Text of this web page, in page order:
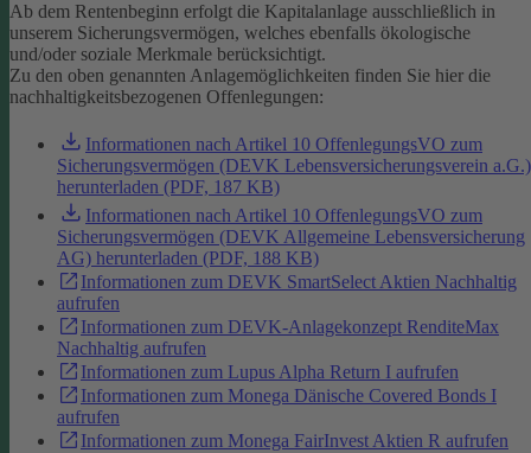
Ab dem Rentenbeginn erfolgt die Kapitalanlage ausschließlich in
unserem Sicherungsvermögen, welches ebenfalls ökologische
und/oder soziale Merkmale berücksichtigt.
Zu den oben genannten Anlagemöglichkeiten finden Sie hier die
nachhaltigkeitsbezogenen Offenlegungen:
Informationen nach Artikel 10 OffenlegungsVO zum
Sicherungsvermögen (DEVK Lebensversicherungsverein a.G.)
herunterladen (PDF, 187 KB)
Informationen nach Artikel 10 OffenlegungsVO zum
Sicherungsvermögen (DEVK Allgemeine Lebensversicherung
AG) herunterladen (PDF, 188 KB)
Informationen zum DEVK SmartSelect Aktien Nachhaltig
aufrufen
Informationen zum DEVK-Anlagekonzept RenditeMax
Nachhaltig aufrufen
Informationen zum Lupus Alpha Return I aufrufen
Informationen zum Monega Dänische Covered Bonds I
aufrufen
Informationen zum Monega FairInvest Aktien R aufrufen